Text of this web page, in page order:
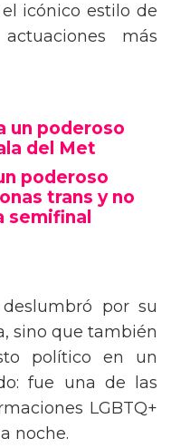
icónico estilo de
más
un poderoso
del Met
poderoso
trans y no
semifinal
por su
sino que también
político en un
fue una de las
LGBTQ+
noche.